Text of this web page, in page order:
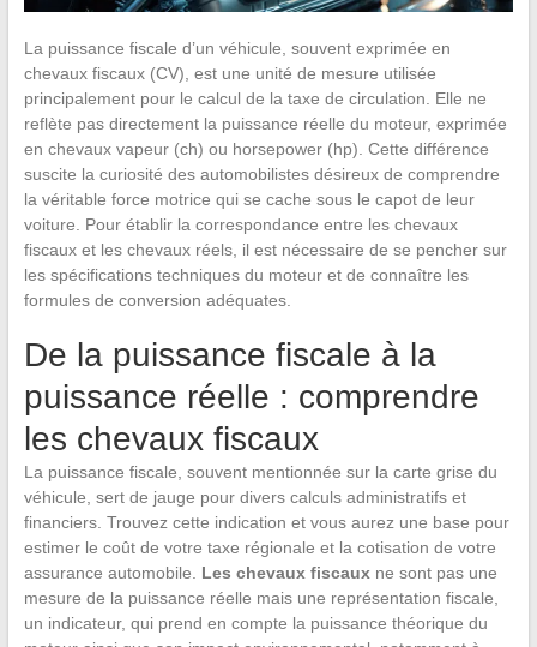
La puissance fiscale d’un véhicule, souvent exprimée en
chevaux fiscaux (CV), est une unité de mesure utilisée
principalement pour le calcul de la taxe de circulation. Elle ne
reflète pas directement la puissance réelle du moteur, exprimée
en chevaux vapeur (ch) ou horsepower (hp). Cette différence
suscite la curiosité des automobilistes désireux de comprendre
la véritable force motrice qui se cache sous le capot de leur
voiture. Pour établir la correspondance entre les chevaux
fiscaux et les chevaux réels, il est nécessaire de se pencher sur
les spécifications techniques du moteur et de connaître les
formules de conversion adéquates.
De la puissance fiscale à la
puissance réelle : comprendre
les chevaux fiscaux
La puissance fiscale, souvent mentionnée sur la carte grise du
véhicule, sert de jauge pour divers calculs administratifs et
financiers. Trouvez cette indication et vous aurez une base pour
estimer le coût de votre taxe régionale et la cotisation de votre
assurance automobile. Les chevaux fiscauxne sont pas une
mesure de la puissance réelle mais une représentation fiscale,
un indicateur, qui prend en compte la puissance théorique du